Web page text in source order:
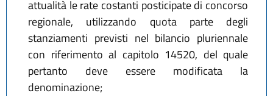
attualità le rate costanti posticipate di concorso
regionale, utilizzando quota parte degli
stanziamenti previsti nel bilancio pluriennale
con riferimento al capitolo 14520, del quale
pertanto deve essere modificata la
denominazione;